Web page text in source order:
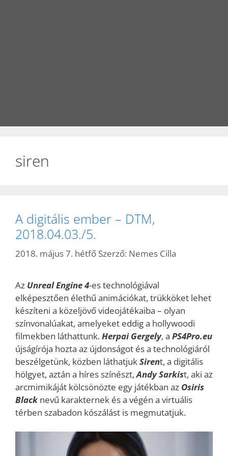
siren
A digitális ember – DTM,
2018.04.03./5.
2018. május 7. hétfő Szerző: Nemes Cilla
Az Unreal Engine 4-es technológiával
elképesztően élethű animációkat, trükköket lehet
készíteni a közeljövő videojátékaiba – olyan
színvonalúakat, amelyeket eddig a hollywoodi
filmekben láthattunk.Herpai Gergely, a PS4Pro.eu
újságírója hozta az újdonságot és a technológiáról
beszélgetünk, közben láthatjukSirent, a digitális
hölgyet, aztán a híres színészt,Andy Sarkist, aki az
arcmimikáját kölcsönözte egy játékban az Osiris
Blacknevű karakternek és a végén a virtuális
térben szabadon kószálást is megmutatjuk.